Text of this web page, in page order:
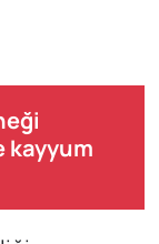
kayyum